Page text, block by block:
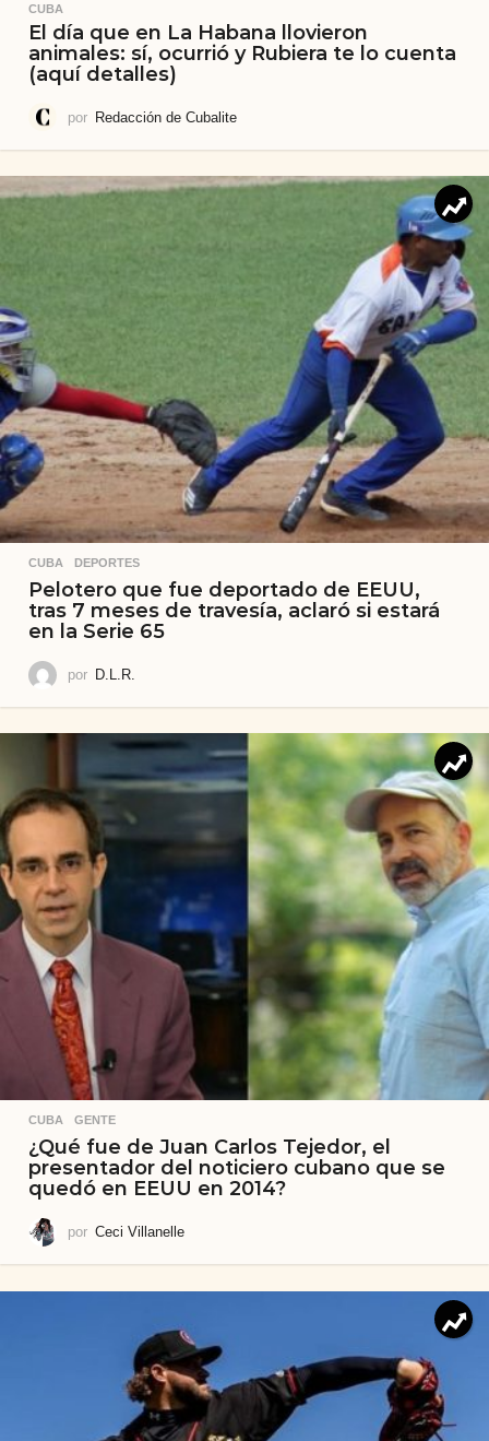
CUBA
El día que en La Habana llovieron
animales: sí, ocurrió y Rubiera te lo cuenta
(aquí detalles)
por Redacción de Cubalite
CUBA ,DEPORTES
Pelotero que fue deportado de EEUU,
tras 7 meses de travesía, aclaró si estará
en la Serie 65
por D.L.R.
CUBA ,GENTE
¿Qué fue de Juan Carlos Tejedor, el
presentador del noticiero cubano que se
quedó en EEUU en 2014?
por Ceci Villanelle